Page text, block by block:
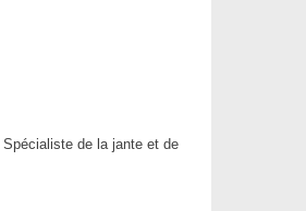
de la jante et de